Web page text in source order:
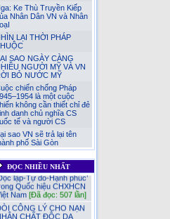
Ke Thù Truyền Kiếp
Nhân Dân VN và Nhân
LẠI THỜI PHÁP
SAO NGÀY CÀNG
NGƯỜI MỸ VÀ VN
BỎ NƯỚC MỸ
chiến chống Pháp
là một cuộc
không cần thiết chỉ đẻ
danh chủ nghĩa CS
tế và người CS
sao VN sẽ trả lại tên
phố Sài Gòn
ĐỆ NHẤT CỘNG
(1955–1963): THÀNH
HẠN CHẾ VÀ
NHÂN SỤP ĐỔ
đạo là một phần của
mạnh quốc gia!
ĐỌC NHIỀU NHẤT
nhận thức về 6 chữ
Quốc hiệu CHXHCN
Nam [Đã đọc: 507 lần]
CÔNG LÝ CHO NẠN
CHẤT ĐỘC DA
DIOXIN VIỆT NAM
đọc: 495 lần]